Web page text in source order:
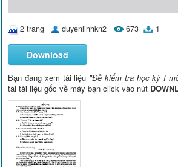
2 trang duyenlinhkn2 673 1
Download
Bạn đang xem tài liệu "Đề kiểm tra học kỳ I
tải tài liệu gốc về máy bạn click vào nút